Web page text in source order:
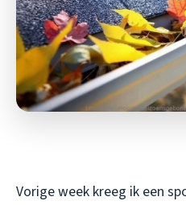
Vorige week kreeg ik een